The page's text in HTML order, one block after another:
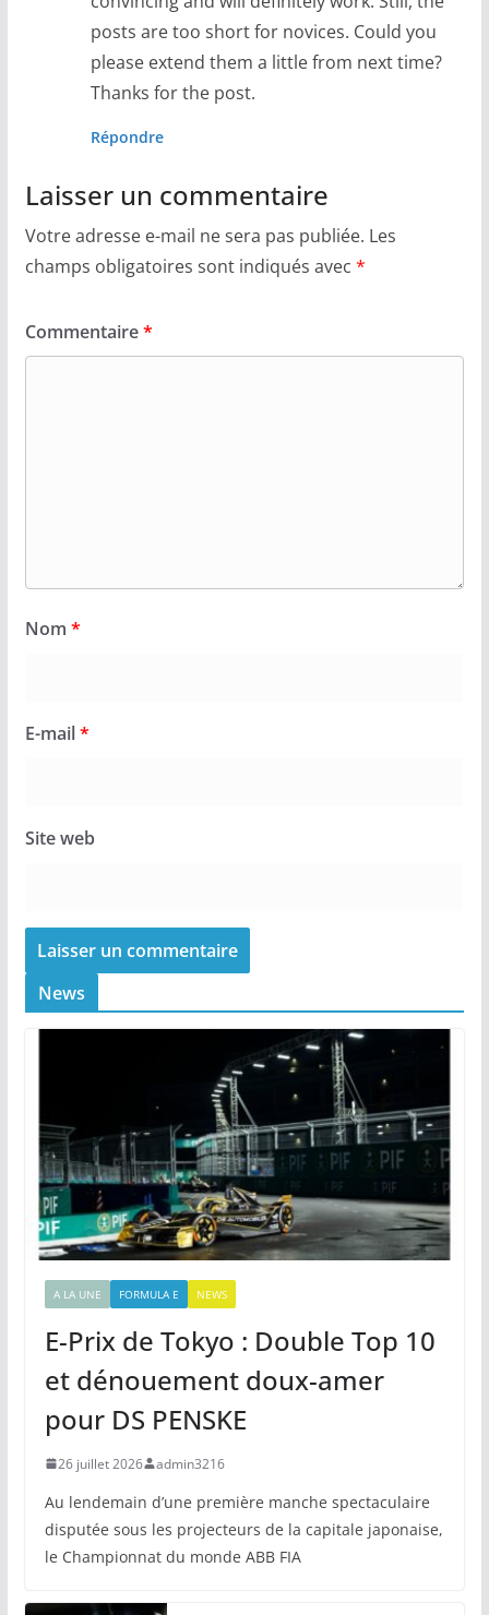
posts are too short for novices. Could you
please extend them a little from next time?
Thanks for the post.
Répondre
Laisser un commentaire
Votre adresse e-mail ne sera pas publiée. Les
champs obligatoires sont indiqués avec *
Commentaire*
Nom *
E-mail*
Site web
News
A LA UNE FORMULA E NEWS
E-Prix de Tokyo : Double Top 10
et dénouement doux-amer
pour DS PENSKE
26 juillet 2026 admin3216
Au lendemain d’une première manche spectaculaire
disputée sous les projecteurs de la capitale japonaise,
le Championnat du monde ABB FIA